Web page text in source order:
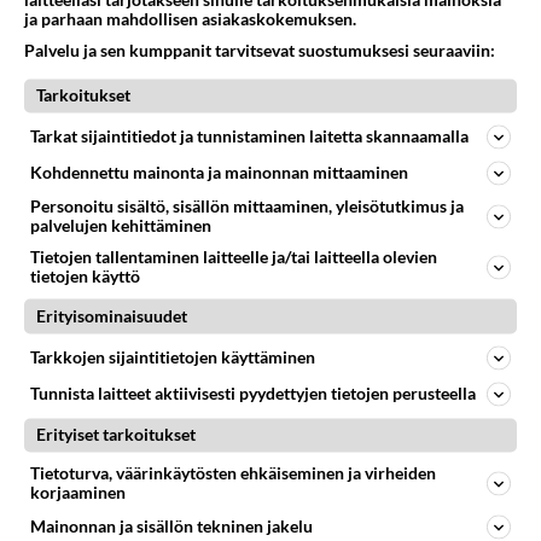
Äänestä
vilja
2001-05-22 19:17:00
entä mihin James ja hänen kidnapattu lapsensa?
takas tuu...
Äänestä Kommentoi
Kommentoi aloitusta...
Ketjusta on poistettu
ja parhaan mahdollisen asiakaskokemuksen.
Palvelu ja sen kumppanit tarvitsevat suostumuksesi seuraaviin:
Tarkoitukset
Tarkat sijaintitiedot ja tunnistaminen laitetta skannaamalla
Kohdennettu mainonta ja mainonnan mittaaminen
Personoitu sisältö, sisällön mittaaminen, yleisötutkimus ja
palvelujen kehittäminen
Tietojen tallentaminen laitteelle ja/tai laitteella olevien
tietojen käyttö
Erityisominaisuudet
Tarkkojen sijaintitietojen käyttäminen
Tunnista laitteet aktiivisesti pyydettyjen tietojen perusteella
Erityiset tarkoitukset
Tietoturva, väärinkäytösten ehkäiseminen ja virheiden
korjaaminen
Mainonnan ja sisällön tekninen jakelu